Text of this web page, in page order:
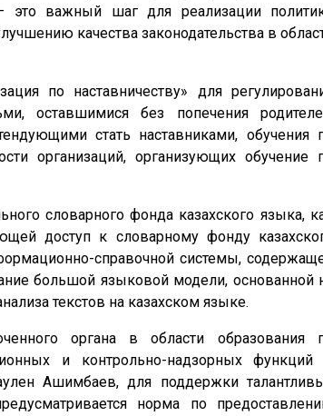
это важный шаг для реализации
качества законодательства в
по наставничеству» для
оставшимися без попечения
стать наставниками, обучения
организаций, организующих обучение
словарного фонда казахского языка,
доступ к словарному фонду
справочной системы,
большой языковой модели, основанной
текстов на казахском языке.
органа в области образования
и контрольно-надзорных функций
Ашимбаев, для поддержки
норма по